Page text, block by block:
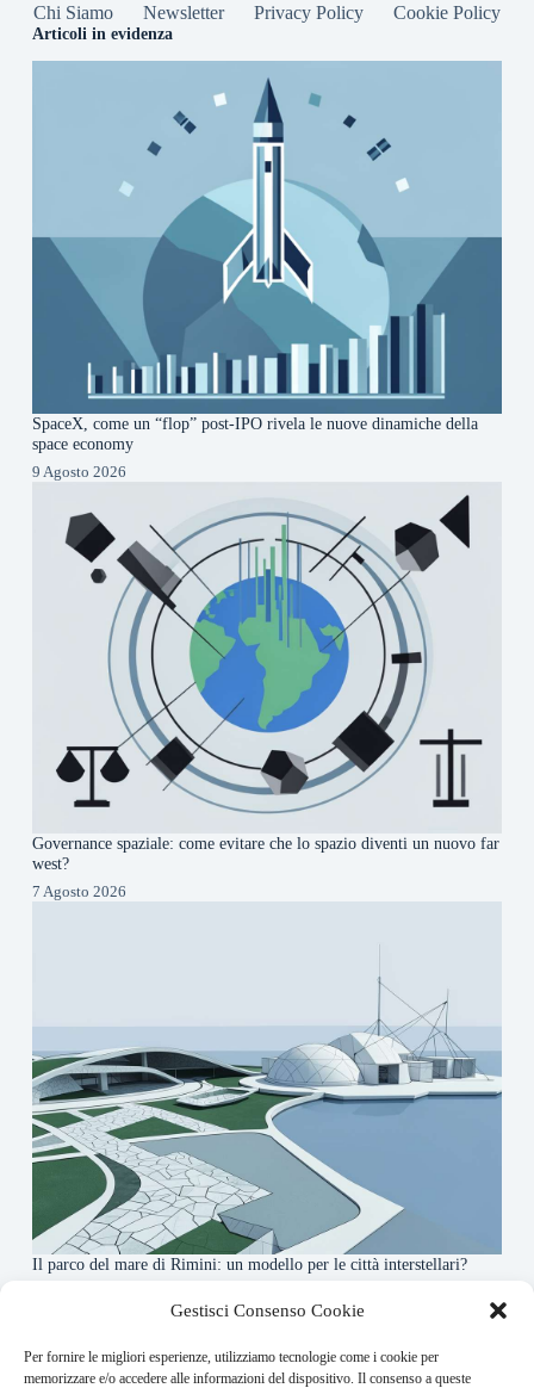
Gestisci Consenso Cookie
Per fornire le migliori esperienze, utilizziamo tecnologie come i cookie per
memorizzare e/o accedere alle informazioni del dispositivo. Il consenso a queste
Chi Siamo Newsletter Privacy Policy Cookie Policy
Articoli in evidenza
SpaceX, come un “flop” post-IPO rivela le nuove dinamiche della
space economy
9 Agosto 2026
Governance spaziale: come evitare che lo spazio diventi un nuovo far
west?
7 Agosto 2026
Il parco del mare di Rimini: un modello per le città interstellari?
About this website